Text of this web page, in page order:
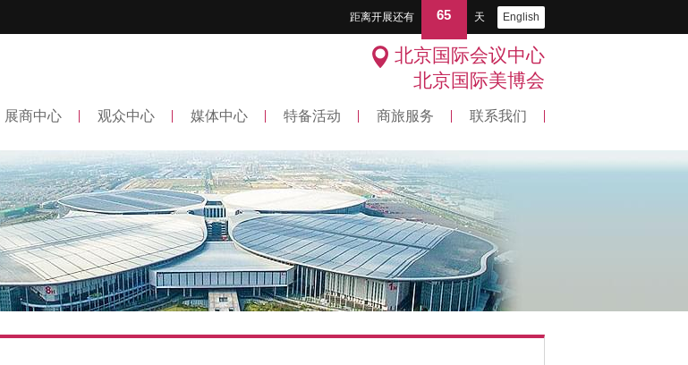
距离开展还有 65 天 English
展商中心 观众中心 媒体中心 特备活动 商旅服务 联系我们
北京国际会议中心
北京国际美博会